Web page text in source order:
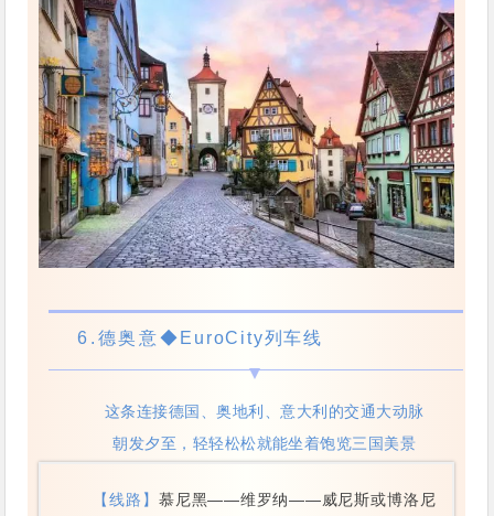
6. 德奥意◆EuroCity列车线
这条连接德国、奥地利、意大利的交通大动脉
朝发夕至，轻轻松松就能坐着饱览三国美景
【线路】 慕尼黑——维罗纳——威尼斯或博洛尼